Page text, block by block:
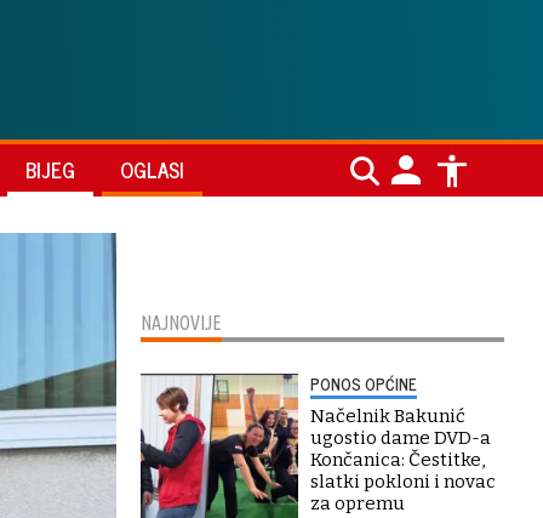
BIJEG OGLASI
NAJNOVIJE
PONOS OPĆINE
Načelnik Bakunić
ugostio dame DVD-a
Končanica: Čestitke,
slatki pokloni i novac
za opremu